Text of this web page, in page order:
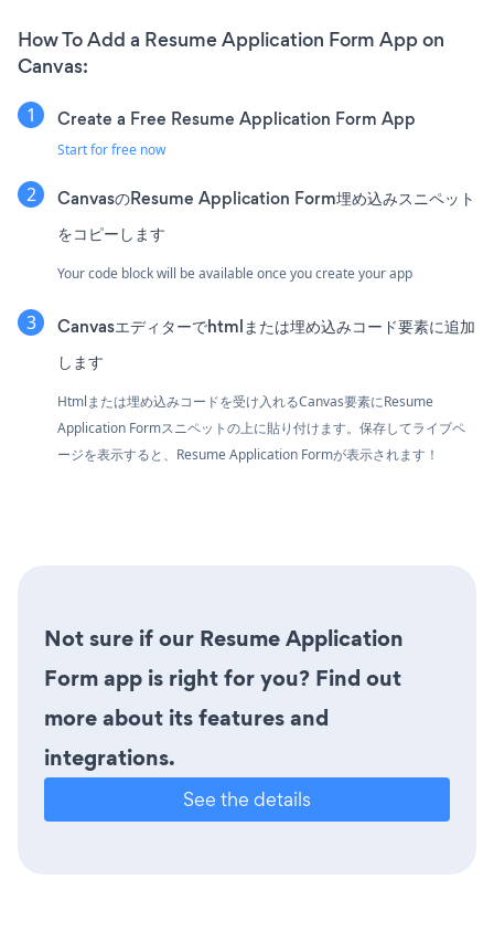
How To Add a Resume Application Form App on
Canvas:
Create a Free Resume Application Form App
Start for free now
CanvasのResume Application Form埋め込みスニペット
をコピーします
Your code block will be available once you create your app
Canvasエディターでhtmlまたは埋め込みコード要素に追加
します
Htmlまたは埋め込みコードを受け入れるCanvas要素にResume
Application Formスニペットの上に貼り付けます。保存してライブペ
ージを表示すると、Resume Application Formが表示されます！
Not sure if our Resume Application
Form app is right for you? Find out
more about its features and
integrations.
See the details